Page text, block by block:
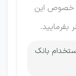
خصوص این
بانک